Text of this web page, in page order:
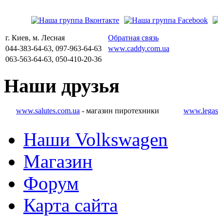
г. Киев, м. Лесная
Обратная связь
044-383-64-63, 097-963-64-63
www.caddy.com.ua
063-563-64-63, 050-410-20-36
Наши друзья
www.salutes.com.ua - магазин пиротехники
Наши Volkswagen
Магазин
Форум
Карта сайта